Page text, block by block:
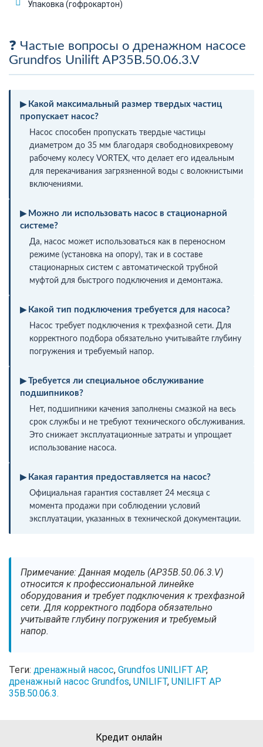
Упаковка (гофрокартон)
Частые вопросы о дренажном насосе
Grundfos Unilift AP35B.50.06.3.V
Какой максимальный размер твердых частиц
пропускает насос?
Насос способен пропускать твердые частицы
диаметром до 35 мм благодаря свободновихревому
рабочему колесу VORTEX, что делает его идеальным
для перекачивания загрязненной воды с волокнистыми
включениями.
Можно ли использовать насос в стационарной
системе?
Да, насос может использоваться как в переносном
режиме (установка на опору), так и в составе
стационарных систем с автоматической трубной
муфтой для быстрого подключения и демонтажа.
Какой тип подключения требуется для насоса?
Насос требует подключения к трехфазной сети. Для
корректного подбора обязательно учитывайте глубину
погружения и требуемый напор.
Требуется ли специальное обслуживание
подшипников?
Нет, подшипники качения заполнены смазкой на весь
срок службы и не требуют технического обслуживания.
Это снижает эксплуатационные затраты и упрощает
использование насоса.
Какая гарантия предоставляется на насос?
Официальная гарантия составляет 24 месяца с
момента продажи при соблюдении условий
эксплуатации, указанных в технической документации.
Примечание: Данная модель (AP35B.50.06.3.V)
относится к профессиональной линейке
оборудования и требует подключения к трехфазной
сети. Для корректного подбора обязательно
учитывайте глубину погружения и требуемый
напор.
Теги: дренажный насос, Grundfos UNILIFT AP,
дренажный насос Grundfos, UNILIFT, UNILIFT AP
35B.50.06.3.
Кредит онлайн